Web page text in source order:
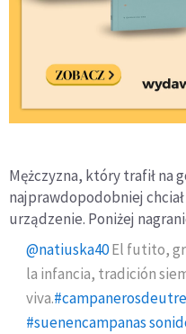
Mężczyzna, który trafił na
najprawdopodobniej
urządzenie. Poniżej
@natiuska40El futito,
la infancia, tradición
viva.
#suenencampanas